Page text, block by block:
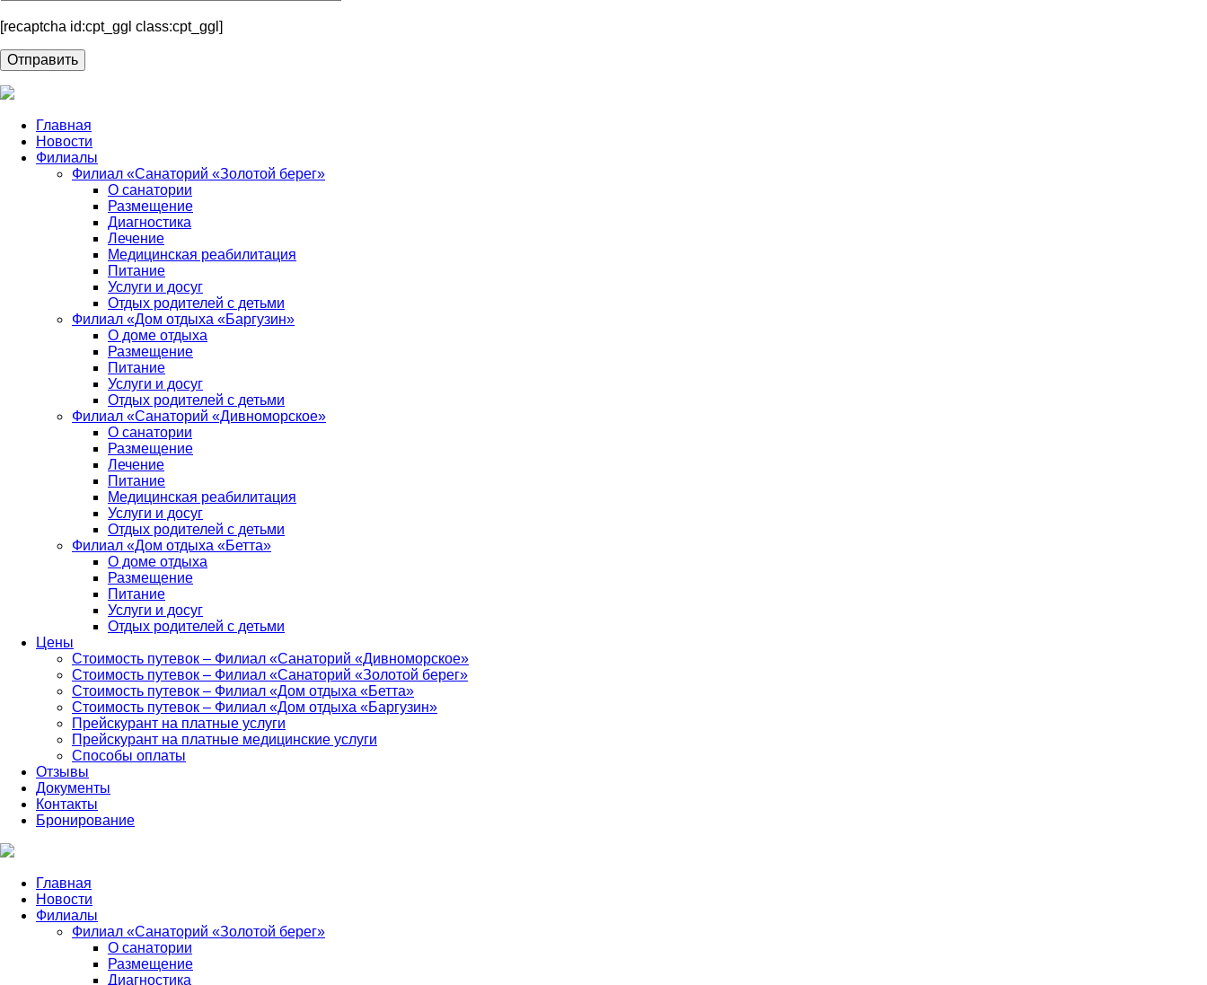
[recaptcha id:cpt_ggl class:cpt_ggl]
Главная
Новости
Филиалы
Филиал «Санаторий «Золотой берег»
О санатории
Размещение
Диагностика
Лечение
Медицинская реабилитация
Питание
Услуги и досуг
Отдых родителей с детьми
Филиал «Дом отдыха «Баргузин»
О доме отдыха
Размещение
Питание
Услуги и досуг
Отдых родителей с детьми
Филиал «Санаторий «Дивноморское»
О санатории
Размещение
Лечение
Питание
Медицинская реабилитация
Услуги и досуг
Отдых родителей с детьми
Филиал «Дом отдыха «Бетта»
О доме отдыха
Размещение
Питание
Услуги и досуг
Отдых родителей с детьми
Цены
Стоимость путевок – Филиал «Санаторий «Дивноморское»
Стоимость путевок – Филиал «Санаторий «Золотой берег»
Стоимость путевок – Филиал «Дом отдыха «Бетта»
Стоимость путевок – Филиал «Дом отдыха «Баргузин»
Прейскурант на платные услуги
Прейскурант на платные медицинские услуги
Способы оплаты
Отзывы
Документы
Контакты
Бронирование
Главная
Новости
Филиалы
Филиал «Санаторий «Золотой берег»
О санатории
Размещение
Диагностика